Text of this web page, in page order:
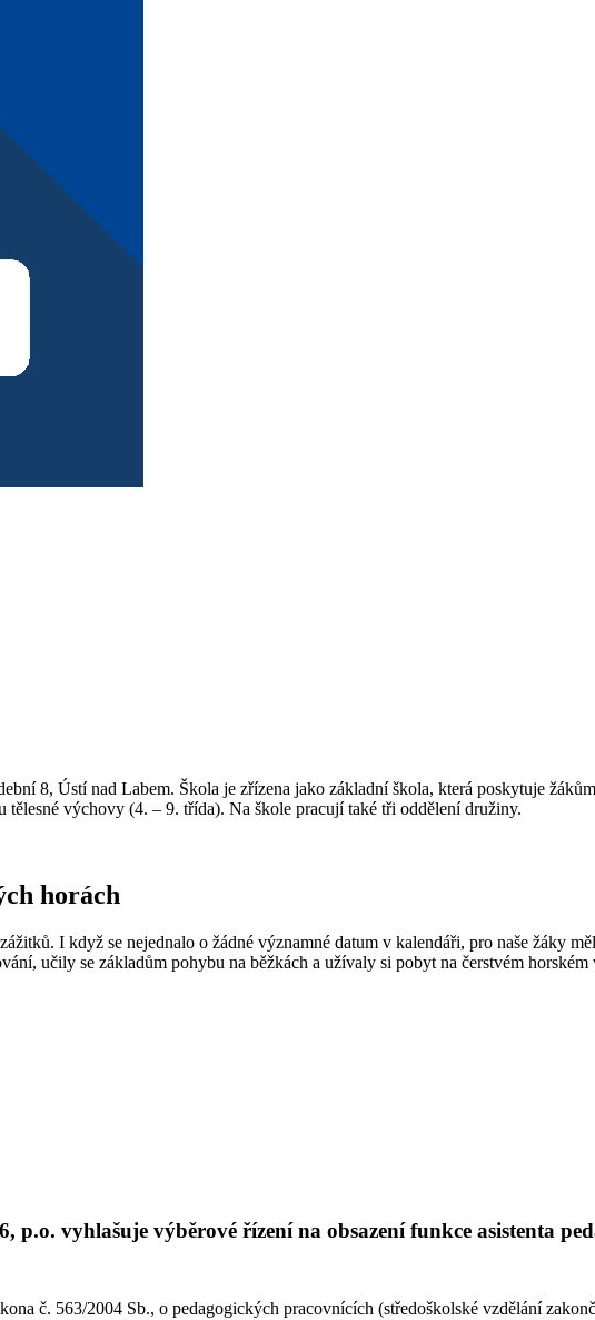
8, Ústí nad Labem. Škola je zřízena jako základní škola, která poskytuje
výchovy (4. – 9. třída). Na škole pracují také tři oddělení družiny.
horách
I když se nejednalo o žádné významné datum v kalendáři, pro naše žáky
učily se základům pohybu na běžkách a užívaly si pobyt na čerstvém
vyhlašuje výběrové řízení na obsazení funkce asistenta
č. 563/2004 Sb., o pedagogických pracovnících (středoškolské vzdělání